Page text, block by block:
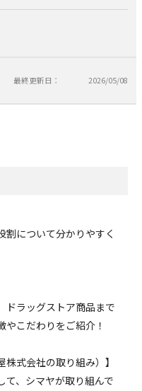
最終更新日： 2026/05/08
割について分かりやすく
ドラッグストア商品まで
こだわりをご紹介！
株式会社の取り組み）】
て、シマヤが取り組んで